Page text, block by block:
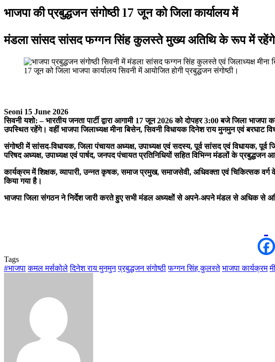
भाजपा की प्रबुद्धजन संगोष्ठी 17 जून को जिला कार्यालय में
मंडला सांसद सांसद फग्गन सिंह कुलस्ते मुख्य अतिथि के रूप में
17 जून को जिला भाजपा कार्यालय सिवनी में आयोजित होगी प्रबुद्धजन संगोष्ठी।
Seoni 15 June 2026
सिवनी यशो: – भारतीय जनता पार्टी द्वारा आगामी 17 जून 2026 को दोपहर 3:00 बजे जिला
उपस्थित रहेंगे। वहीं भाजपा जिलाध्यक्ष मीना बिसेन, सिवनी विधायक दिनेश राय मुनमुन एवं बरघाट
संगोष्ठी में सांसद-विधायक, जिला पंचायत अध्यक्ष, उपाध्यक्ष एवं सदस्य, पूर्व सांसद एवं विधायक, पूर्व
परिषद अध्यक्ष, उपाध्यक्ष एवं पार्षद, जनपद पंचायत प्रतिनिधियों सहित विभिन्न मंडलों के प्रबुद्धजन
कार्यक्रम में शिक्षक, व्यापारी, उन्नत कृषक, समाज प्रमुख, समाजसेवी, अधिवक्ता एवं चिकित्सक वर्ग
किया गया है।
भाजपा जिला संगठन ने निर्देश जारी करते हुए सभी मंडल अध्यक्षों से अपने-अपने मंडल से अधिक से
Tags
#भाजपा कमल मर्सकोले दिनेश राय मुनमुन प्रबुद्धजन संगोष्ठी फग्गन सिंह कुलस्ते भाजपा कार्यक्रम